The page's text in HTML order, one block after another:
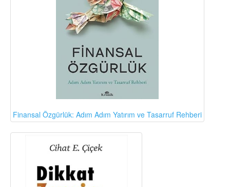
Finansal Özgürlük: Adım Adım Yatırım ve Tasarruf Rehberi